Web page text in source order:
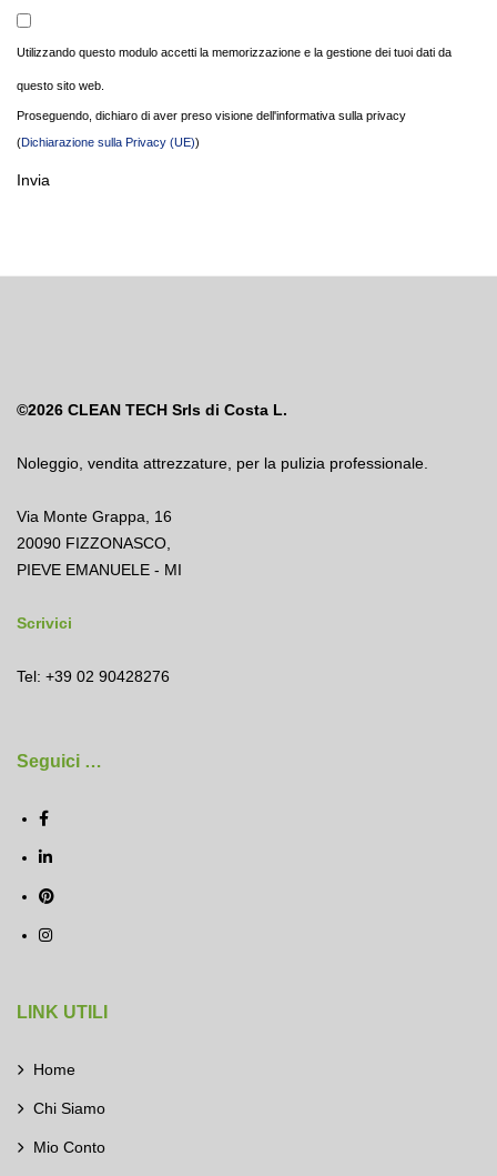
Utilizzando questo modulo accetti la memorizzazione e la gestione dei tuoi dati da
questo sito web.
Proseguendo, dichiaro di aver preso visione dell'informativa sulla privacy
(Dichiarazione sulla Privacy (UE))
Invia
©2026 CLEAN TECH Srls di Costa L.
Noleggio vendita attrezzature per la pulizia professionale.
Via Monte Grappa, 16
20090 FIZZONASCO,
PIEVE EMANUELE - MI
Scrivici
Tel: +39 02 90428276
Seguici …
LINK UTILI
Home
Chi Siamo
Mio Conto